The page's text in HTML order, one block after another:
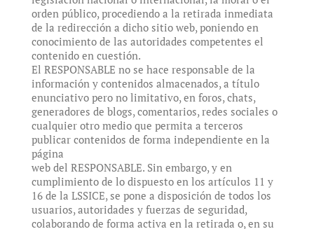
orden público, procediendo a la retirada inmediata
de la redirección a dicho sitio web, poniendo en
conocimiento de las autoridades competentes el
contenido en cuestión.
El RESPONSABLE no se hace responsable de la
información y contenidos almacenados, a título
enunciativo pero no limitativo, en foros, chats,
generadores de blogs, comentarios, redes sociales o
cualquier otro medio que permita a terceros
publicar contenidos de forma independiente en la
página
web del RESPONSABLE. Sin embargo, y en
cumplimiento de lo dispuesto en los artículos 11 y
16 de la LSSICE, se pone a disposición de todos los
usuarios, autoridades y fuerzas de seguridad,
colaborando de forma activa en la retirada o, en su